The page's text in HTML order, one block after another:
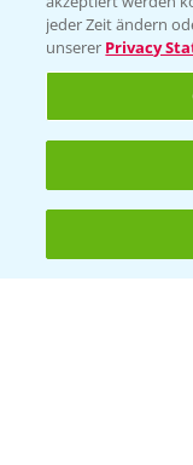
Ackerbau
Saatgut
PAMIRA -
jeder Zeit ändern
unserer Privacy